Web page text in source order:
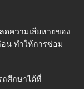
ดความเสียหายของ
อน ทำให้การซ่อม
ศึกษาได้ที่